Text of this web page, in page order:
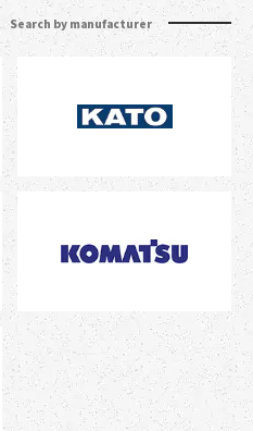
Search by manufacturer